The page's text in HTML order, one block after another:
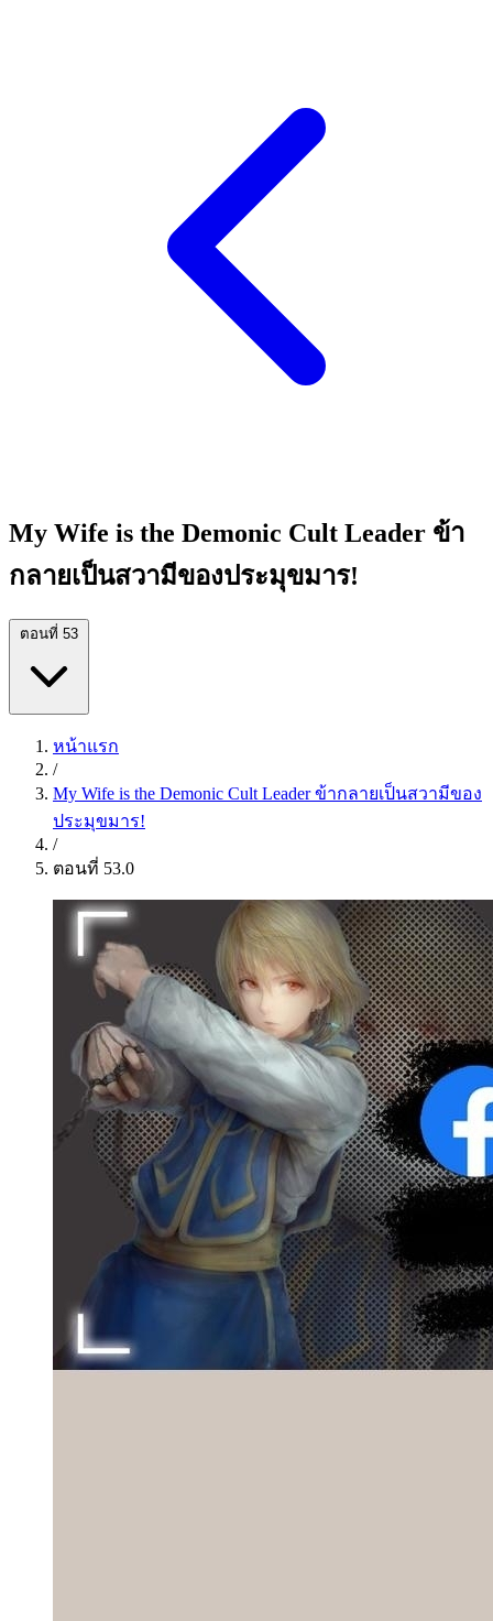
My Wife is the Demonic Cult Leader ข้า
กลายเป็นสวามีของประมุขมาร!
ตอนที่ 53
หน้าแรก
/
My Wife is the Demonic Cult Leader ข้ากลายเป็นสวามีของ
ประมุขมาร!
/
ตอนที่ 53.0